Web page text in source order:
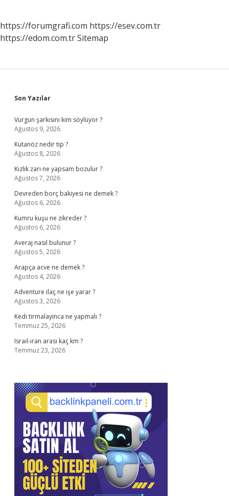
https://forumgrafi.com https://esev.com.tr
https://edom.com.trSitemap
Sidebar
Son Yazılar
Vurgun şarkısını kim söylüyor ?
Ağustos 9, 2026
Kutanöz nedir tip ?
Ağustos 8, 2026
Kızlık zarı ne yapsam bozulur ?
Ağustos 7, 2026
Devreden borç bakiyesi ne demek ?
Ağustos 6, 2026
Kumru kuşu ne zikreder ?
Ağustos 6, 2026
Averaj nasıl bulunur ?
Ağustos 5, 2026
Arapça acve ne demek ?
Ağustos 4, 2026
Adventure ilaç ne işe yarar ?
Ağustos 3, 2026
Kedi tirmalayinca ne yapmalı ?
Temmuz 25, 2026
Israıl-ıran arası kaç km ?
Temmuz 23, 2026